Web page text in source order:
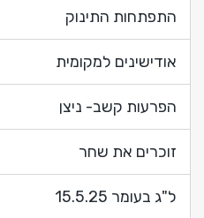
התפתחות התינוק
אודישינים למקומית
הפרעות קשב- ניצן
זוכרים את שחר
ל"ג בעומר 15.5.25